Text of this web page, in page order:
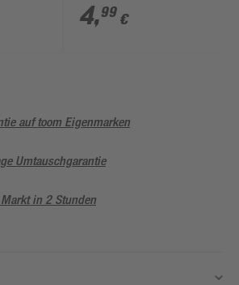
13 cm Topf
4,99 €
auf toom Eigenmarken
Umtauschgarantie
in 2 Stunden